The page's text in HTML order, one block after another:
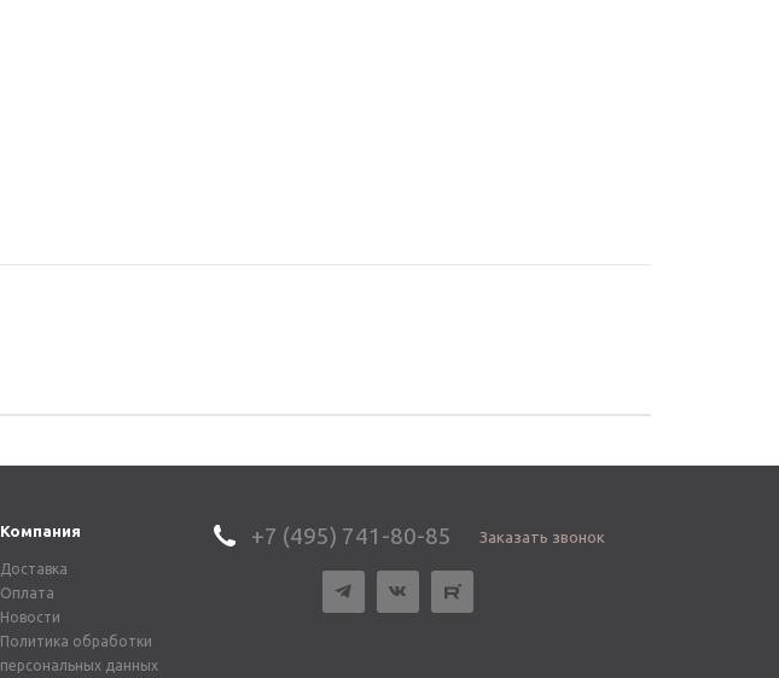
Компания
Доставка
Оплата
Новости
Политика обработки
персональных данных
+7 (495) 741-80-85 Заказать звонок